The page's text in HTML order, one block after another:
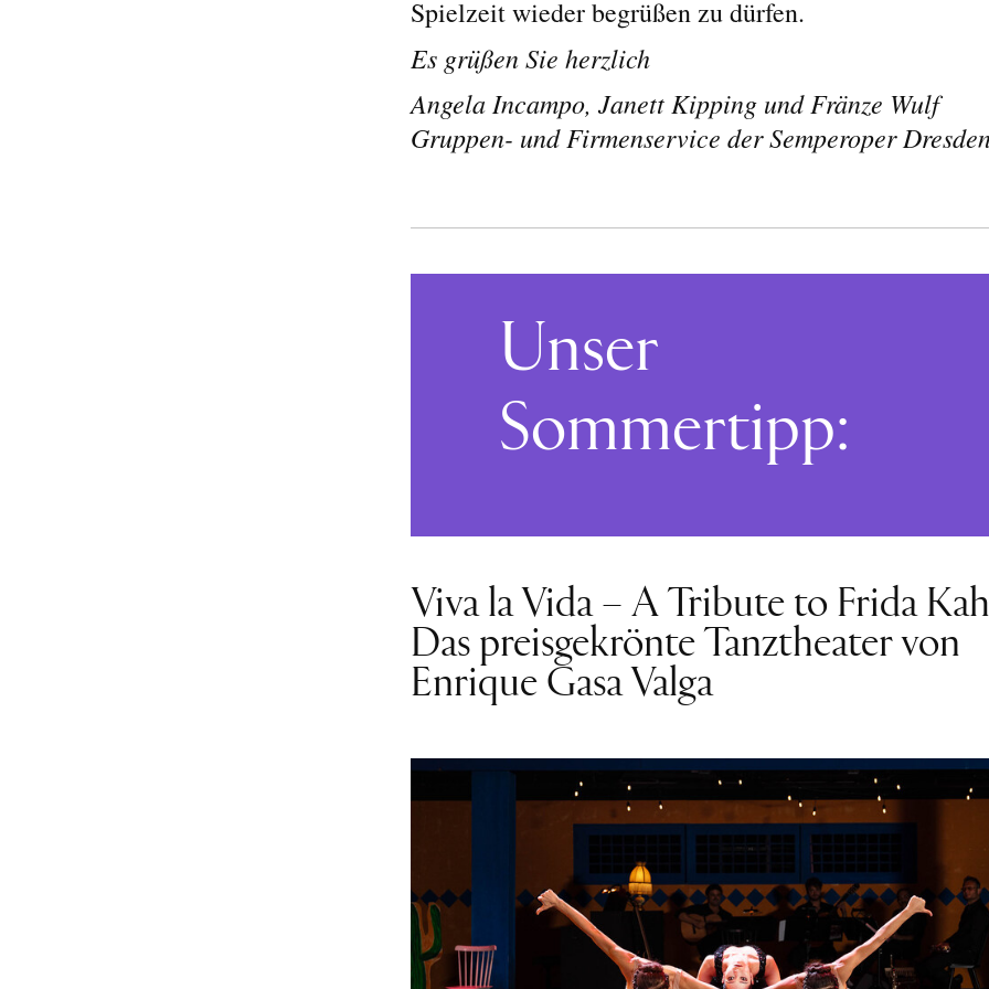
Spielzeit wieder begrüßen zu dürfen.
Es grüßen Sie herzlich
Angela Incampo, Janett Kipping und Fränze Wulf
Gruppen- und Firmenservice der Semperoper
Unser
Sommertipp:
Viva la Vida – A Tribute to Frida
Das preisgekrönte Tanztheater von
Enrique Gasa Valga